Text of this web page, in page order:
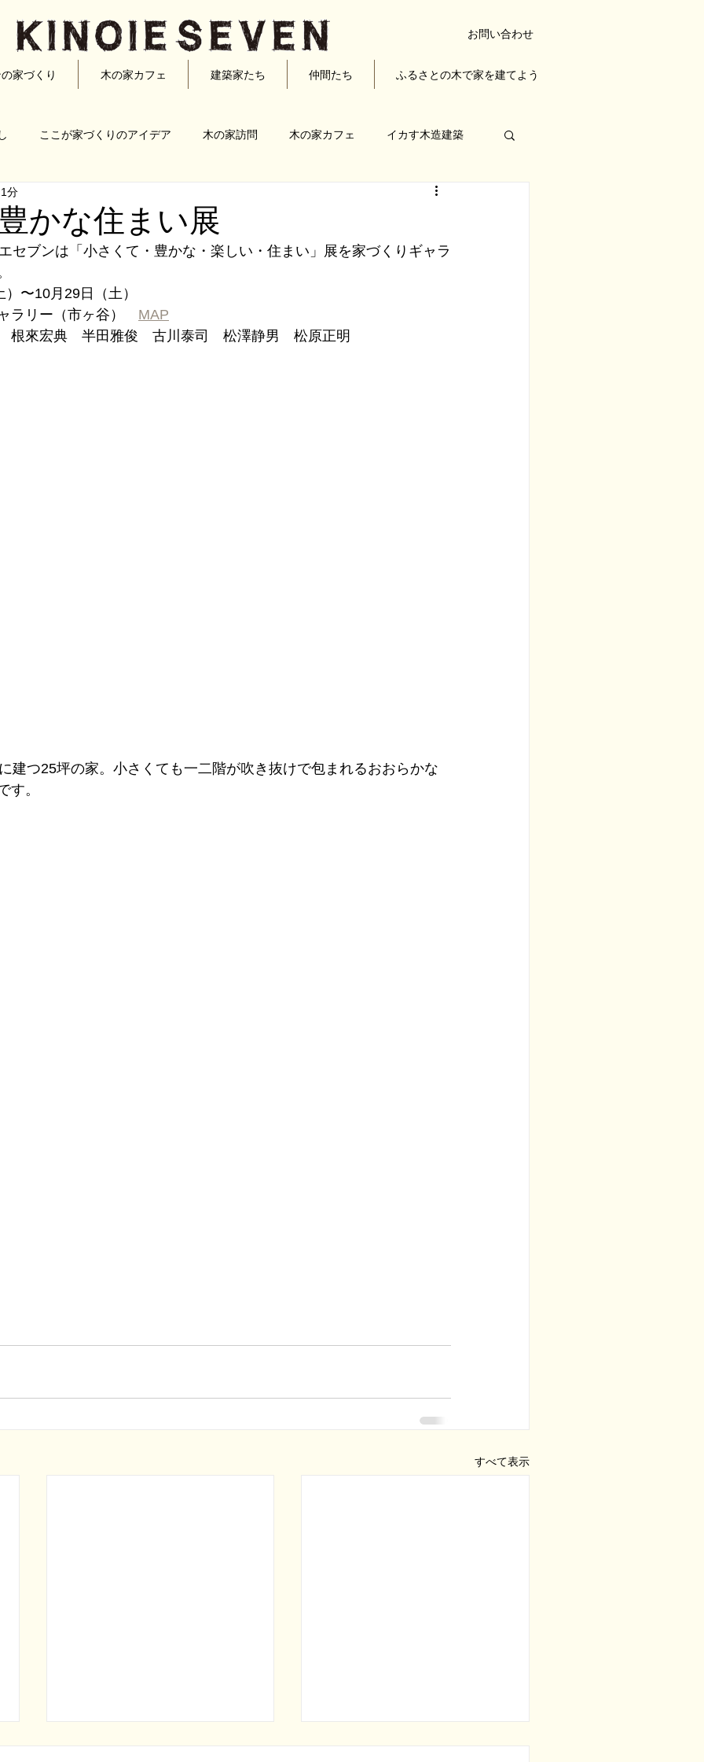
お問い合わせ
家づくり 木の家カフェ 建築家たち 仲間たち ふるさとの木で家を建てよう
ここが家づくりのアイデア 木の家訪問 木の家カフェ イカす木造建築
典
家づくり リノベーション
かな住まい展
分
セブンは「小さくて・豊かな・楽しい・住まい」展を家づくりギャラ
〜10月29日（土）
ラリー（市ヶ谷） MAP
根來宏典　半田雅俊　古川泰司　松澤静男　松原正明
建つ25坪の家。小さくても一二階が吹き抜けで包まれるおおらかな
す。
すべて表示